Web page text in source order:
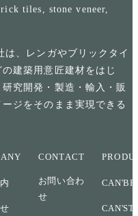
tiles, stone veneer,
、レンガやブリックタイ
建築用意匠建材をはじ
究開発・製造・輸入・販
ジをそのまま実現できる
CONTACT
お問い合わ
せ